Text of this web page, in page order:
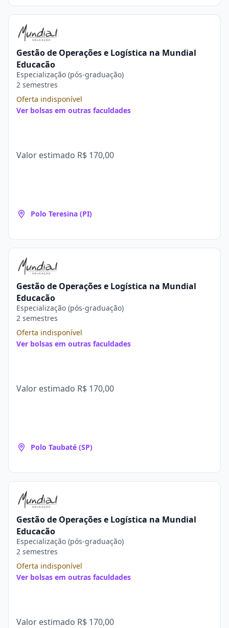
Gestão de Operações e Logística na Mundial
Educação
Especialização (pós-graduação)
2 semestres
Oferta indisponível
Ver bolsas em outras faculdades
Valor estimado R$ 170,00
Polo Teresina (PI)
Gestão de Operações e Logística na Mundial
Educação
Especialização (pós-graduação)
2 semestres
Oferta indisponível
Ver bolsas em outras faculdades
Valor estimado R$ 170,00
Polo Taubaté (SP)
Gestão de Operações e Logística na Mundial
Educação
Especialização (pós-graduação)
2 semestres
Oferta indisponível
Ver bolsas em outras faculdades
Valor estimado R$ 170,00